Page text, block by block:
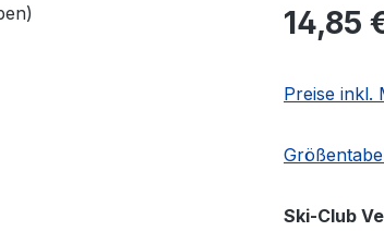
Regulärer
14,85
Preise inkl.
Ski-Club